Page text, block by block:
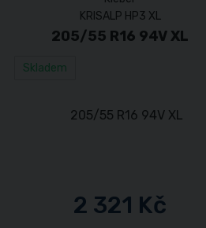
KRISALP HP3 XL
205/55 R16 94V XL
Skladem
2 321 Kč